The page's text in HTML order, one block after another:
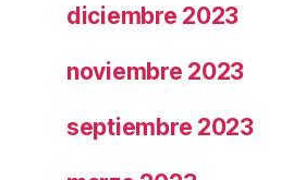
diciembre 2023
noviembre 2023
septiembre 2023